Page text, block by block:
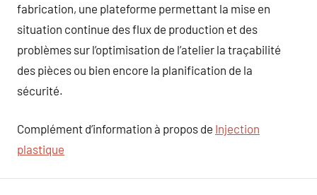
fabrication, une plateforme permettant la mise en
situation continue des flux de production et des
problèmes sur l’optimisation de l’atelier la traçabilité
des pièces ou bien encore la planification de la
sécurité.
Complément d’information à propos de Injection
plastique